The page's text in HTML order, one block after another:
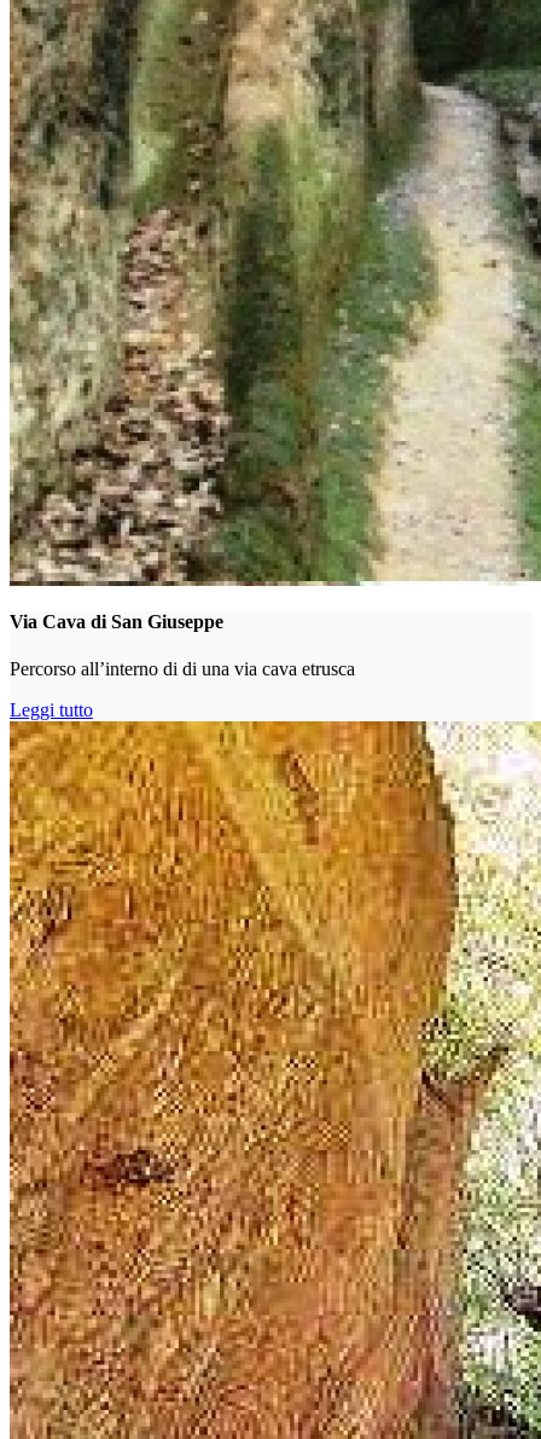
Via Cava di San Giuseppe
Percorso all’interno di di una via cava etrusca
Leggi tutto